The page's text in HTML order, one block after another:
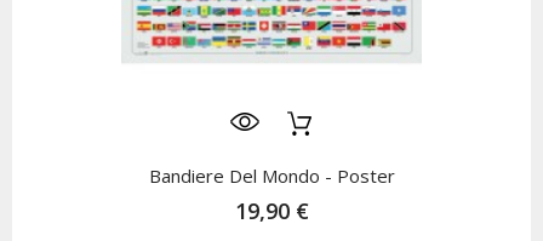
Bandiere Del Mondo - Poster
19,90 €